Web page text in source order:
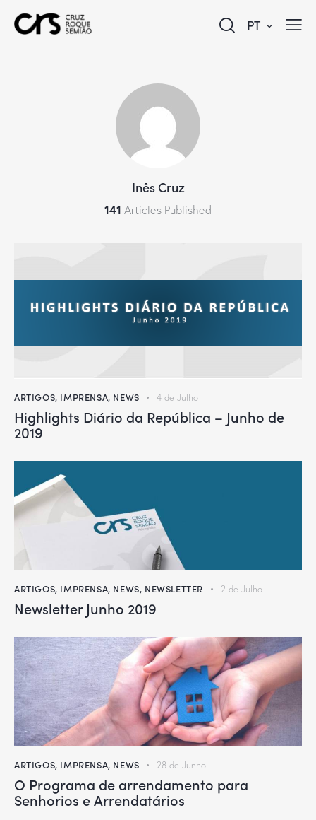
PT
Inês Cruz
141 Articles Published
ARTIGOS, IMPRENSA, NEWS 4 de Julho
Highlights Diário da República – Junho de
2019
ARTIGOS, IMPRENSA, NEWS, NEWSLETTER 2 de Julho
Newsletter Junho 2019
ARTIGOS, IMPRENSA, NEWS 28 de Junho
O Programa de arrendamento para
Senhorios e Arrendatários